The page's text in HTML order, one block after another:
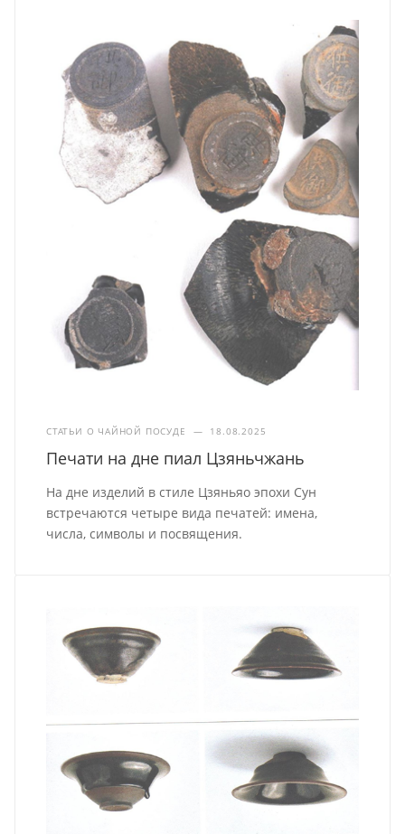
СТАТЬИ О ЧАЙНОЙ ПОСУДЕ — 18.08.2025
Печати на дне пиал Цзяньчжань
На дне изделий в стиле Цзяньяо эпохи Сун
встречаются четыре вида печатей: имена,
числа, символы и посвящения.